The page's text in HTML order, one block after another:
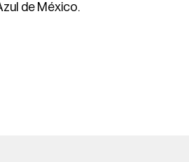
de México.